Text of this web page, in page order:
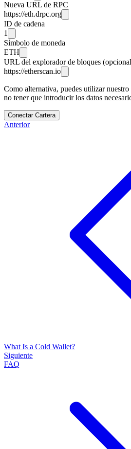
Nueva URL de RPC
https://eth.drpc.org
ID de cadena
1
Símbolo de moneda
ETH
URL del explorador de bloques
https://etherscan.io
Como alternativa, puedes utilizar
no tener que introducir los datos
Conectar Cartera
Anterior
What Is a Cold Wallet?
Siguiente
FAQ